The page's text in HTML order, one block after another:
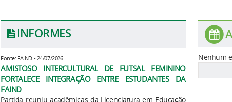
INFORMES
Fonte: FAIND - 24/07/2026
AMISTOSO INTERCULTURAL DE FUTSAL FEMININO
FORTALECE INTEGRAÇÃO ENTRE ESTUDANTES DA
FAIND
Partida reuniu acadêmicas da Licenciatura em Educação
Nenhum